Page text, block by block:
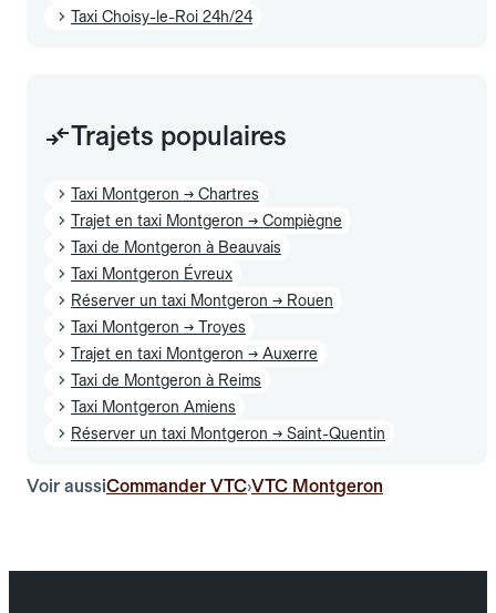
Taxi Choisy-le-Roi 24h/24
Trajets populaires
Taxi Montgeron → Chartres
Trajet en taxi Montgeron → Compiègne
Taxi de Montgeron à Beauvais
Taxi Montgeron Évreux
Réserver un taxi Montgeron → Rouen
Taxi Montgeron → Troyes
Trajet en taxi Montgeron → Auxerre
Taxi de Montgeron à Reims
Taxi Montgeron Amiens
Réserver un taxi Montgeron → Saint-Quentin
Voir aussiCommander VTC›VTC Montgeron